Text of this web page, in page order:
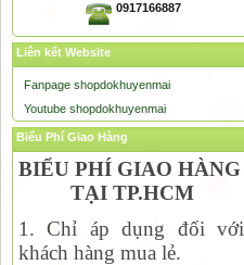
0917166887
Liên kết Website
Fanpage shopdokhuyenmai
Youtube shopdokhuyenmai
Biểu Phí Giao Hàng
BIỂU PHÍ GIAO HÀNG
TẠI TP.HCM
1. Chỉ áp dụng đối với
khách hàng mua lẻ.